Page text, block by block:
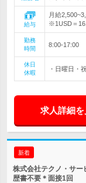
給与
月給
※1USD＝
勤務
時間
8:00-17:00
休日
休暇
・日曜日・
求人詳細を
新着
株式会社テクノ・サー
歴書不要＊面接1回